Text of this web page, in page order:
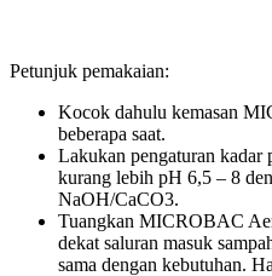
Petunjuk pemakaian:
Kocok dahulu kemasan
beberapa saat.
Lakukan pengaturan kadar
kurang lebih pH 6,5 – 8
NaOH/CaCO3.
Tuangkan MICROBAC
dekat saluran masuk
sama dengan kebutuhan.